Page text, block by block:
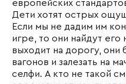
европейских
Дети хотят острых
Если мы не дадим им
игре, то они найдут его
выходит на дорогу, они
вагонов и залезать на
селфи. А кто не такой